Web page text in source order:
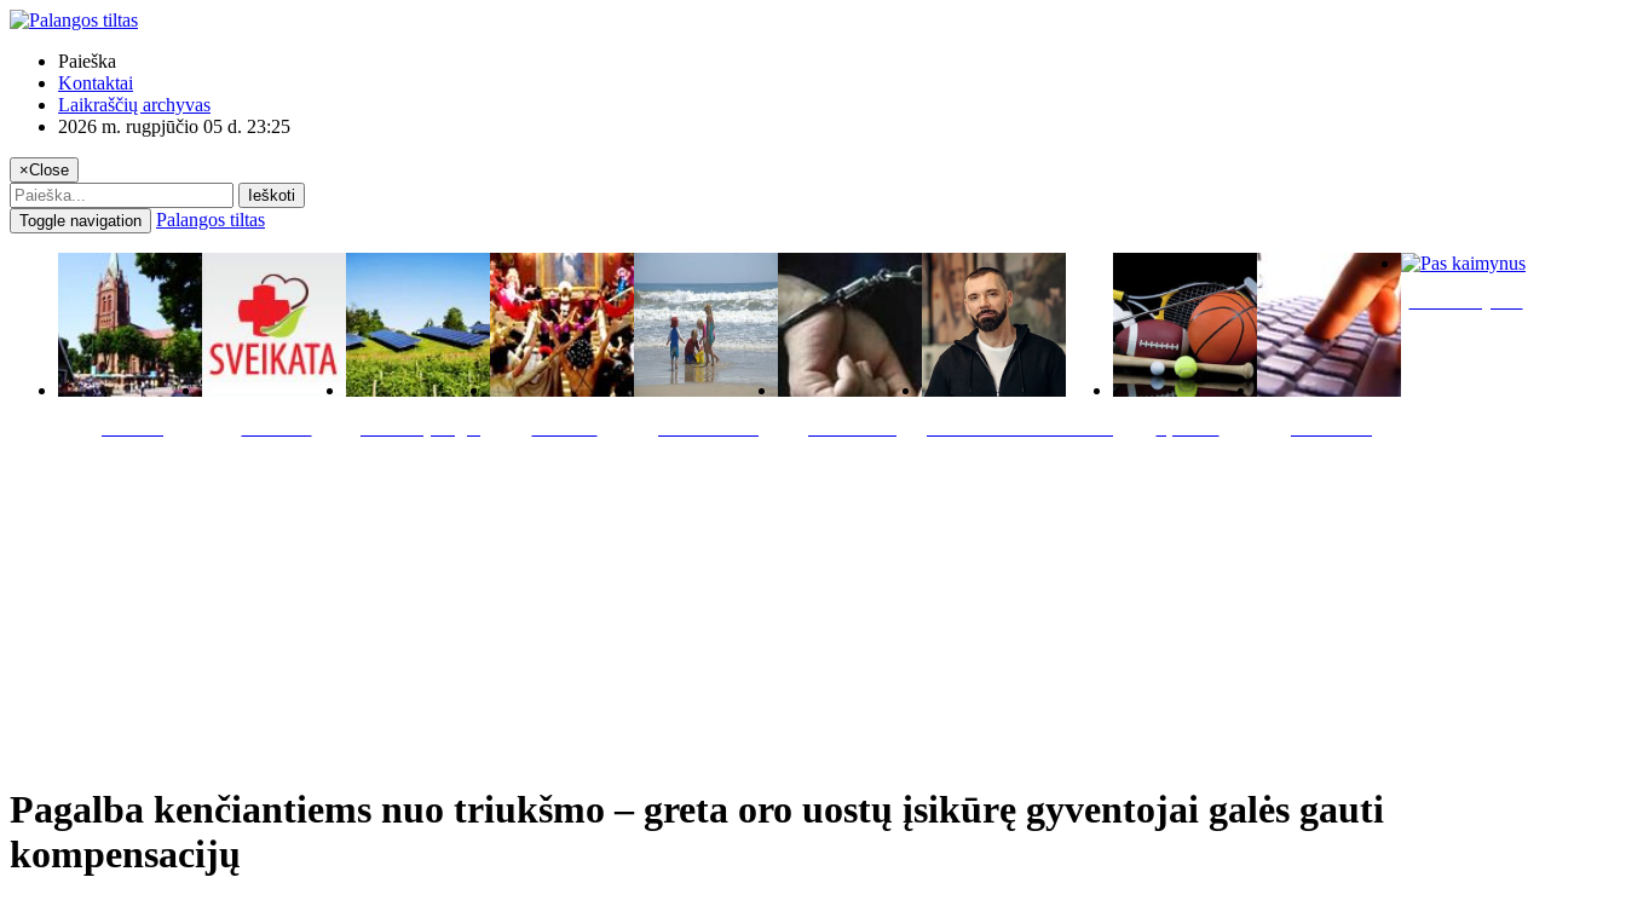
Paieška
Kontaktai
Laikraščių archyvas
2026 m. rugpjūčio 05 d. 23:25
×Close
Ieškoti
Toggle navigation
Palangos tiltas
Pagalba kenčiantiems nuo triukšmo – greta oro uostų įsikūrę gyventojai galės gauti
kompensacijų